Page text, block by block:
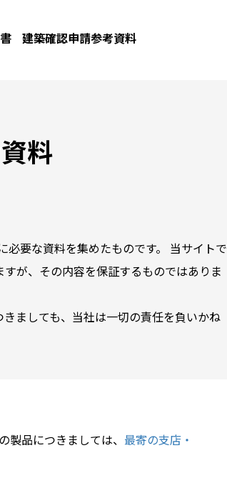
建築確認申請参考資料
料
要な資料を集めたものです。 当サイトで
が、その内容を保証するものではありま
ましても、当社は一切の責任を負いかね
品につきましては、 最寄の支店・